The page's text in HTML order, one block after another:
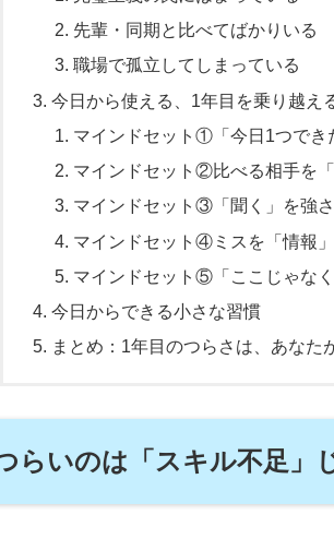
先輩・同期と比べてばかりいる
職場で孤立してしまっている
今日から使える、1年目を乗り越え
マインドセット①「今日1つでき
マインドセット②比べる相手を
マインドセット③「聞く」を強
マインドセット④ミスを「情報
マインドセット⑤「ここじゃな
今日からできる小さな習慣
まとめ：1年目のつらさは、あなた
らいのは「スキル不足